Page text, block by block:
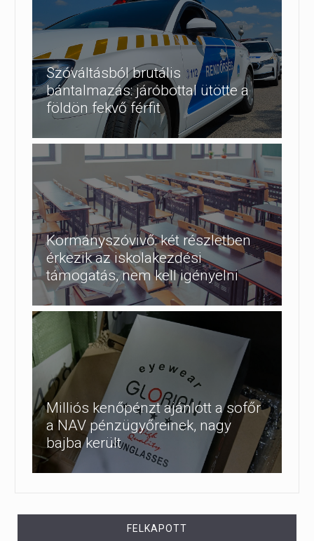
Szóváltásból brutális
bántalmazás: járóbottal ütötte a
földön fekvő férfit
Kormányszóvivő: két részletben
érkezik az iskolakezdési
támogatás, nem kell igényelni
Milliós kenőpénzt ajánlott a sofőr
a NAV pénzügyőreinek, nagy
bajba került
FELKAPOTT